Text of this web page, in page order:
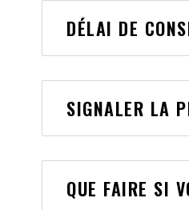
DÉLAI DE
SIGNALER LA
QUE FAIRE SI